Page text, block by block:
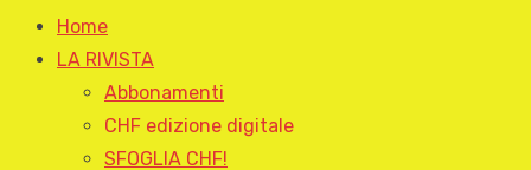
Home
LA RIVISTA
Abbonamenti
CHF edizione digitale
SFOGLIA CHF!